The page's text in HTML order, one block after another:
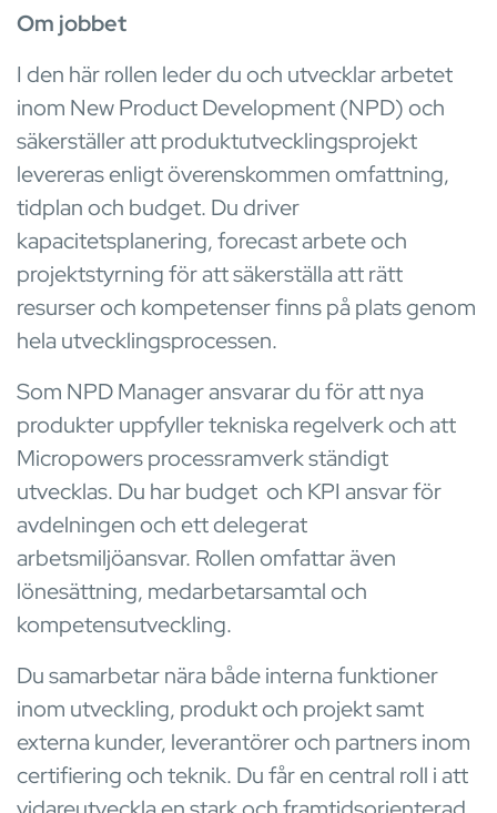
Om jobbet
I den här rollen leder du och utvecklar arbetet
inom New Product Development (NPD) och
säkerställer att produktutvecklingsprojekt
levereras enligt överenskommen omfattning,
tidplan och budget. Du driver
kapacitetsplanering, forecast arbete och
projektstyrning för att säkerställa att rätt
resurser och kompetenser finns på plats genom
hela utvecklingsprocessen.
Som NPD Manager ansvarar du för att nya
produkter uppfyller tekniska regelverk och att
Micropowers processramverk ständigt
utvecklas. Du har budget och KPI ansvar för
avdelningen och ett delegerat
arbetsmiljöansvar. Rollen omfattar även
lönesättning, medarbetarsamtal och
kompetensutveckling.
Du samarbetar nära både interna funktioner
inom utveckling, produkt och projekt samt
externa kunder, leverantörer och partners inom
certifiering och teknik. Du får en central roll i att